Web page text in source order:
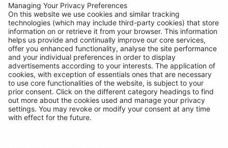
Ampoules pour véhicule tout terrain à Wattage elevé, pour